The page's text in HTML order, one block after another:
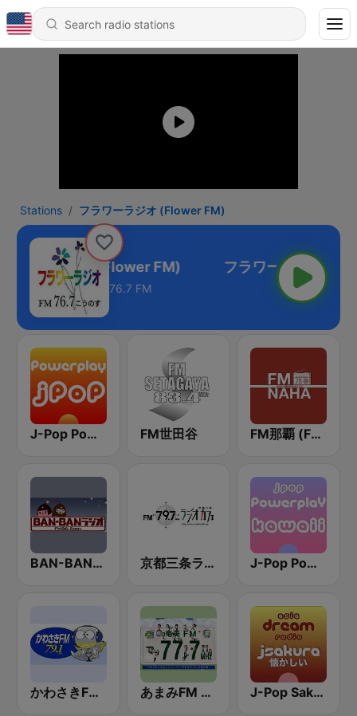
Stations フラワーラジオ (Flower FM)
ラワーラジオ (Flower FM)
76.7 FM
J-Pop Powerplay FM世田谷 FM那覇 (FM Naha)
BAN-BANラジオ 京都三条ラジオカフェ J-Pop Powerplay Kawaii
かわさきFM (FM K-City) あまみFM ディ! (Amami FM) J-Pop Sakura 懐かしい